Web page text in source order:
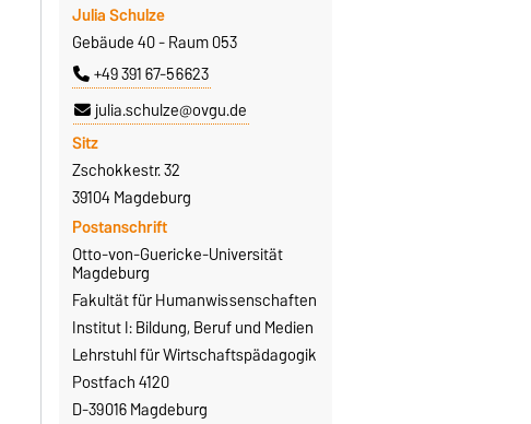
Julia Schulze
Gebäude 40 - Raum 053
+49 391 67-56623
julia.schulze@ovgu.de
Sitz
Zschokkestr. 32
39104 Magdeburg
Postanschrift
Otto-von-Guericke-Universität
Magdeburg
Fakultät für Humanwissenschaften
Institut I: Bildung, Beruf und Medien
Lehrstuhl für Wirtschaftspädagogik
Postfach 4120
D-39016 Magdeburg